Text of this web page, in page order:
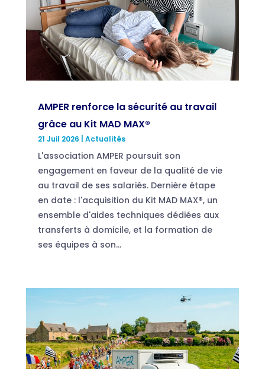
AMPER renforce la sécurité au travail
grâce au Kit MAD MAX®
21 Juil 2026 Actualités
L'association AMPER poursuit son
engagement en faveur de la qualité de vie
au travail de ses salariés. Dernière étape
en date : l'acquisition du Kit MAD MAX®, un
ensemble d'aides techniques dédiées aux
transferts à domicile, et la formation de
ses équipes à son...